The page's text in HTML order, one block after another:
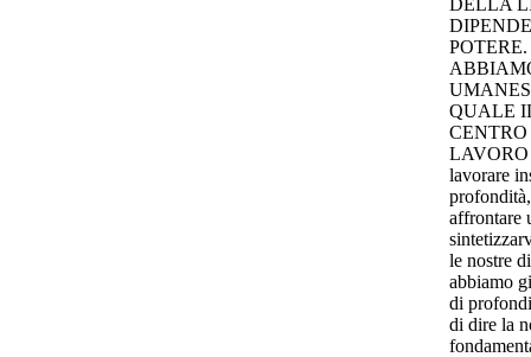
QUALE
LAVORO
lavorare
affrontare
le nostre
abbiamo
di
di dire la